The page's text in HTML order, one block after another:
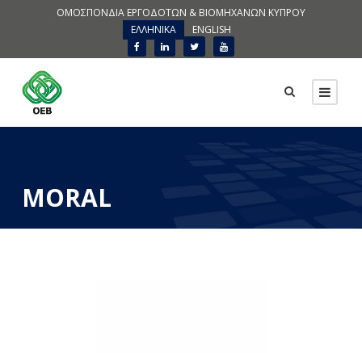
ΟΜΟΣΠΟΝΔΙΑ ΕΡΓΟΔΟΤΩΝ & ΒΙΟΜΗΧΑΝΩΝ ΚΥΠΡΟΥ
ΕΛΛΗΝΙΚΑ
ENGLISH
MORAL